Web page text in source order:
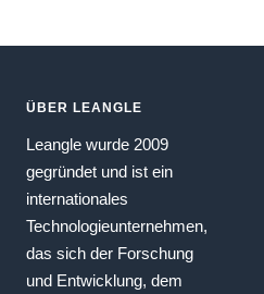
ÜBER LEANGLE
Leangle wurde 2009
gegründet und ist ein
internationales
Technologieunternehmen,
das sich der Forschung
und Entwicklung, dem